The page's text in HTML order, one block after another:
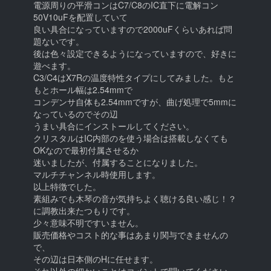
電源周りの平滑コンはC7/C8のIC直下に電解コン
50V10uFを配置していて
良い具合になっていますので2000uFくらいあれば問
題ないです。
後は色々設定できるようになっていますので、好きに
遊べます。
C3/C4はX7Rの温度特性タイプにしてみました。もと
もとホール幅は2.54mmで
コンデンサ自体も2.54mmですが、曲げ処理で5mmに
なっているのでその辺
うまい具合にインストールしてください。
クリスタルはIC内部のを使う場合は搭載しなくても
OKなので最初付属させるか
迷いましたが、付属することになりました。
マルチチャンネル時使用します。
以上特徴でした。
素組みでも木琴の音が気持ちよく聴ける良い感じ！？
に調教出来たつもりです。
少々意味不明ですいません。
販売価格やコスト的な事はあまり関与できませんの
で、
その辺は日本側のHに任せます。